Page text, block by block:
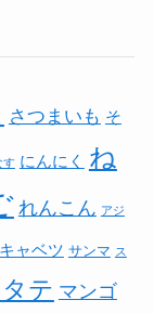
さつまいも そ
す にんにく ね
れんこん アジ
キャベツ サンマ ス
テ マンゴ